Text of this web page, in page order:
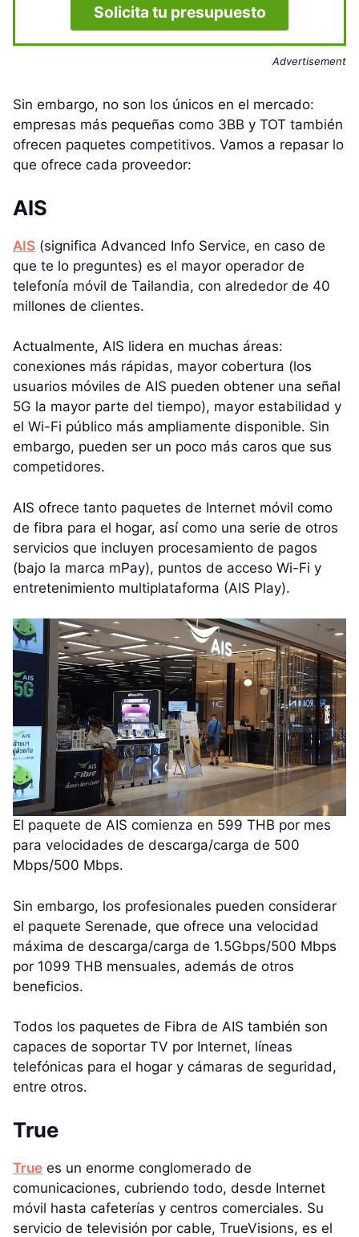
Solicita tu presupuesto
Advertisement
Sin embargo, no son los únicos en el mercado:
empresas más pequeñas como 3BB y TOT también
ofrecen paquetes competitivos. Vamos a repasar lo
que ofrece cada proveedor:
AIS
AIS (significa Advanced Info Service, en caso de
que te lo preguntes) es el mayor operador de
telefonía móvil de Tailandia, con alrededor de 40
millones de clientes.
Actualmente, AIS lidera en muchas áreas:
conexiones más rápidas, mayor cobertura (los
usuarios móviles de AIS pueden obtener una señal
5G la mayor parte del tiempo), mayor estabilidad y
el Wi-Fi público más ampliamente disponible. Sin
embargo, pueden ser un poco más caros que sus
competidores.
AIS ofrece tanto paquetes de Internet móvil como
de fibra para el hogar, así como una serie de otros
servicios que incluyen procesamiento de pagos
(bajo la marca mPay), puntos de acceso Wi-Fi y
entretenimiento multiplataforma (AIS Play).
El paquete de AIS comienza en 599 THB por mes
para velocidades de descarga/carga de 500
Mbps/500 Mbps.
Sin embargo, los profesionales pueden considerar
el paquete Serenade, que ofrece una velocidad
máxima de descarga/carga de 1.5Gbps/500 Mbps
por 1099 THB mensuales, además de otros
beneficios.
Todos los paquetes de Fibra de AIS también son
capaces de soportar TV por Internet, líneas
telefónicas para el hogar y cámaras de seguridad,
entre otros.
True
True es un enorme conglomerado de
comunicaciones, cubriendo todo, desde Internet
móvil hasta cafeterías y centros comerciales. Su
servicio de televisión por cable, TrueVisions, es el